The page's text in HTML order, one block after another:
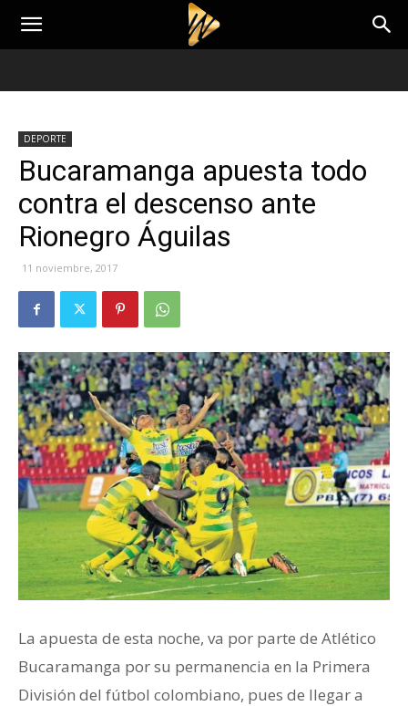
DEPORTE
Bucaramanga apuesta todo
contra el descenso ante
Rionegro Águilas
11 noviembre, 2017
La apuesta de esta noche, va por parte de Atlético
Bucaramanga por su permanencia en la Primera
División del fútbol colombiano, pues de llegar a